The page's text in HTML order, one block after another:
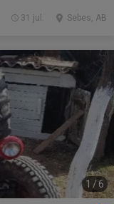
Sebes, AB
31 jul.
1 /6